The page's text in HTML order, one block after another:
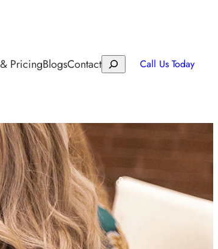
PricingBlogsContact Call Us Today